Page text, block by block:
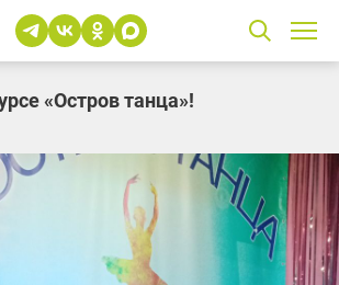
«Остров танца»!